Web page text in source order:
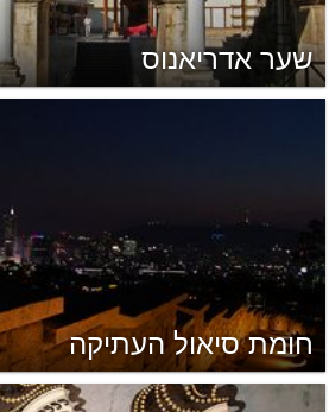
שער אדריאנוס
חומת סיאול העתיקה